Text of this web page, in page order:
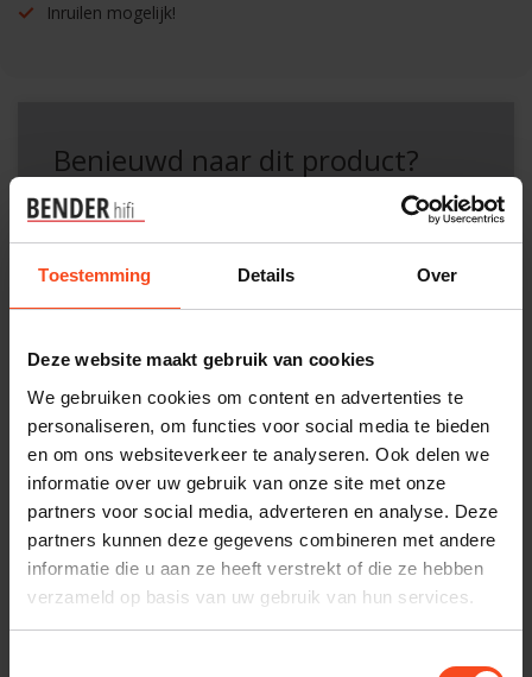
Toestemming Details Over
Deze website maakt gebruik van cookies
We gebruiken cookies om content en advertenties te
personaliseren, om functies voor social media te bieden
en om ons websiteverkeer te analyseren. Ook delen we
informatie over uw gebruik van onze site met onze
partners voor social media, adverteren en analyse. Deze
partners kunnen deze gegevens combineren met andere
informatie die u aan ze heeft verstrekt of die ze hebben
verzameld op basis van uw gebruik van hun services.
Inruilen mogelijk!
Benieuwd naar dit product?
Plan kosteloos een luisterafspraak. Of heb je hulp
klantenservice.
Interesse in product
Maak een luisterafspraak
Productomschrijving
Reviews